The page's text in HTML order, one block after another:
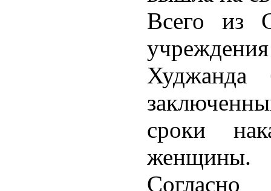
Всего из
Худжанда
сроки
женщины.